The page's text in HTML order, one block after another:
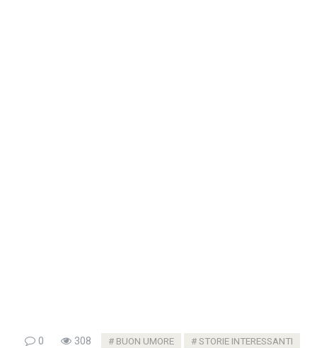
0 308 BUON UMORE STORIE INTERESSANTI